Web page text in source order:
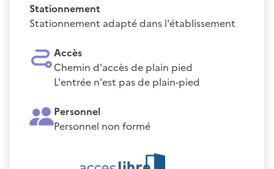
Stationnement
Stationnement adapté dans l'établissement
Accès
Chemin d'accès de plain pied
L'entrée n'est pas de plain-pied
Personnel
Personnel non formé